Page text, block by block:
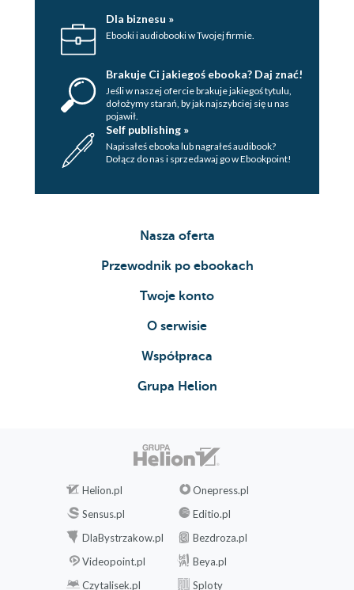
Dla biznesu »
Ebooki i audiobooki w Twojej firmie.
Brakuje Ci jakiegoś ebooka? Daj znać!
Jeśli w naszej ofercie brakuje jakiegoś tytulu,
dołożymy starań, by jak najszybciej się u nas
pojawił.
Self publishing »
Napisałeś ebooka lub nagrałeś audibook?
Dołącz do nas i sprzedawaj go w Ebookpoint!
Nasza oferta
Przewodnik po ebookach
Twoje konto
O serwisie
Współpraca
Grupa Helion
Helion.pl
Onepress.pl
Sensus.pl
Editio.pl
DlaBystrzakow.pl
Bezdroza.pl
Videopoint.pl
Beya.pl
Czytalisek.pl
Sploty